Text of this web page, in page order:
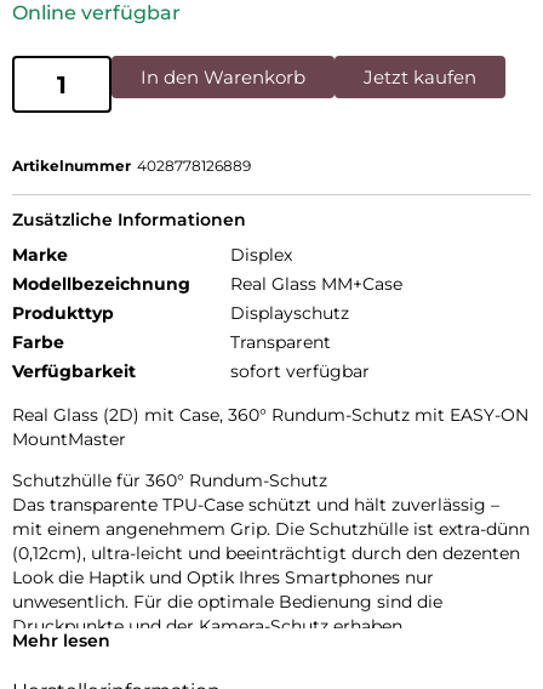
Online verfügbar
In den Warenkorb Jetzt kaufen
Artikelnummer 4028778126889
Zusätzliche Informationen
Marke
Displex
Modellbezeichnung
Real Glass MM+Case
Produkttyp
Displayschutz
Farbe
Transparent
Verfügbarkeit
sofort verfügbar
Real Glass (2D) mit Case, 360° Rundum-Schutz mit EASY-ON
MountMaster
Schutzhülle für 360° Rundum-Schutz
Das transparente TPU-Case schützt und hält zuverlässig –
mit einem angenehmem Grip. Die Schutzhülle ist extra-dünn
(0,12cm), ultra-leicht und beeinträchtigt durch den dezenten
Look die Haptik und Optik Ihres Smartphones nur
unwesentlich. Für die optimale Bedienung sind die
Druckpunkte und der Kamera-Schutz erhaben.
Mehr lesen